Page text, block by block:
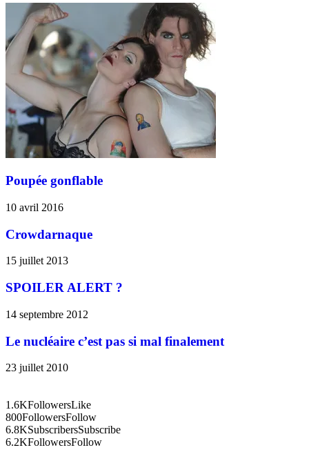
Poupée gonflable
10 avril 2016
Crowdarnaque
15 juillet 2013
SPOILER ALERT ?
14 septembre 2012
Le nucléaire c’est pas si mal finalement
23 juillet 2010
1.6KFollowersLike
800FollowersFollow
6.8KSubscribersSubscribe
6.2KFollowersFollow